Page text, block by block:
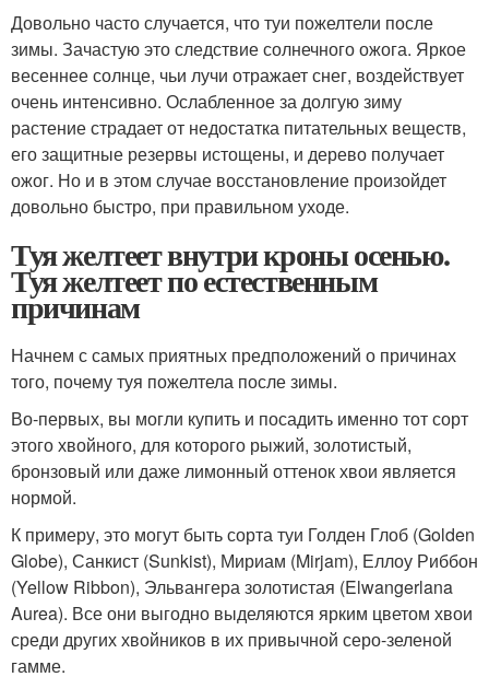
Довольно часто случается, что туи пожелтели после
зимы. Зачастую это следствие солнечного ожога. Яркое
весеннее солнце, чьи лучи отражает снег, воздействует
очень интенсивно. Ослабленное за долгую зиму
растение страдает от недостатка питательных веществ,
его защитные резервы истощены, и дерево получает
ожог. Но и в этом случае восстановление произойдет
довольно быстро, при правильном уходе.
Туя желтеет внутри кроны осенью.
Туя желтеет по естественным
причинам
Начнем с самых приятных предположений о причинах
того, почему туя пожелтела после зимы.
Во-первых, вы могли купить и посадить именно тот сорт
этого хвойного, для которого рыжий, золотистый,
бронзовый или даже лимонный оттенок хвои является
нормой.
К примеру, это могут быть сорта туи Голден Глоб (Golden
Globe), Санкист (Sunkist), Мириам (Mirjam), Еллоу Риббон
(Yellow Ribbon), Эльвангера золотистая (Elwangerlana
Aurea). Все они выгодно выделяются ярким цветом хвои
среди других хвойников в их привычной серо-зеленой
гамме.